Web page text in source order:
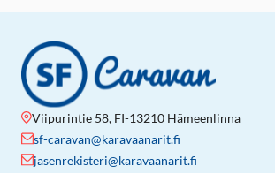
Viipurintie 58, FI-13210 Hämeenlinna
sf-caravan@karavaanarit.fi
jasenrekisteri@karavaanarit.fi